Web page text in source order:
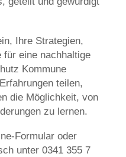
Ihre Strategien,
für eine nachhaltige
Kommune
teilen,
die Möglichkeit, von
zu lernen.
Formular oder
unter 0341 355 7